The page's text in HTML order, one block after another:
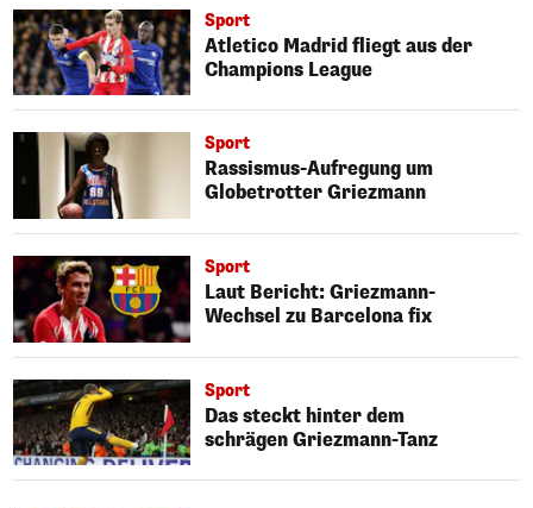
Sport
Atletico Madrid fliegt aus der
Champions League
Sport
Rassismus-Aufregung um
Globetrotter Griezmann
Sport
Laut Bericht: Griezmann-
Wechsel zu Barcelona fix
Sport
Das steckt hinter dem
schrägen Griezmann-Tanz